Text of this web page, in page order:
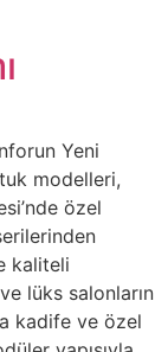
Yeni
modelleri,
özel
kaliteli
lüks salonların
kadife ve özel